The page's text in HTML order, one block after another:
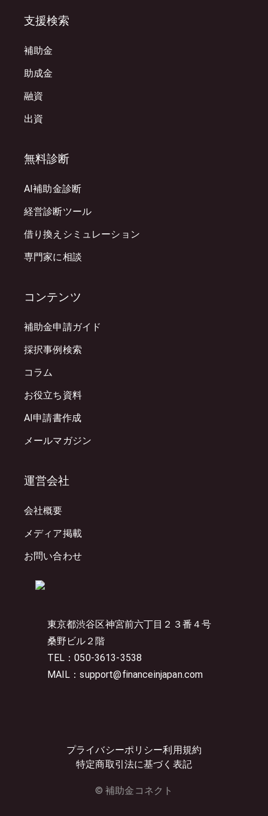
東京都渋谷区神宮前六丁目２３番４号
桑野ビル２階
TEL：050-3613-3538
MAIL：support@financeinjapan.com
プライバシーポリシー利用規約
特定商取引法に基づく表記
© 補助金コネクト
支援検索
補助金
助成金
融資
出資
無料診断
AI補助金診断
経営診断ツール
借り換えシミュレーション
専門家に相談
コンテンツ
補助金申請ガイド
採択事例検索
コラム
お役立ち資料
AI申請書作成
メールマガジン
運営会社
会社概要
メディア掲載
お問い合わせ